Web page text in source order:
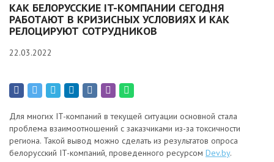
КАК БЕЛОРУССКИЕ IT-КОМПАНИИ СЕГОДНЯ
РАБОТАЮТ В КРИЗИСНЫХ УСЛОВИЯХ И КАК
РЕЛОЦИРУЮТ СОТРУДНИКОВ
22.03.2022
Для многих IT-компаний в текущей ситуации основной стала
проблема взаимоотношений с заказчиками из-за токсичности
региона. Такой вывод можно сделать из результатов опроса
белорусский IT-компаний, проведенного ресурсом Dev.by.